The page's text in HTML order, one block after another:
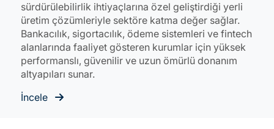
sürdürülebilirlik ihtiyaçlarına özel geliştirdiği yerli
üretim çözümleriyle sektöre katma değer sağlar.
Bankacılık, sigortacılık, ödeme sistemleri ve fintech
alanlarında faaliyet gösteren kurumlar için yüksek
performanslı, güvenilir ve uzun ömürlü donanım
altyapıları sunar.
İncele